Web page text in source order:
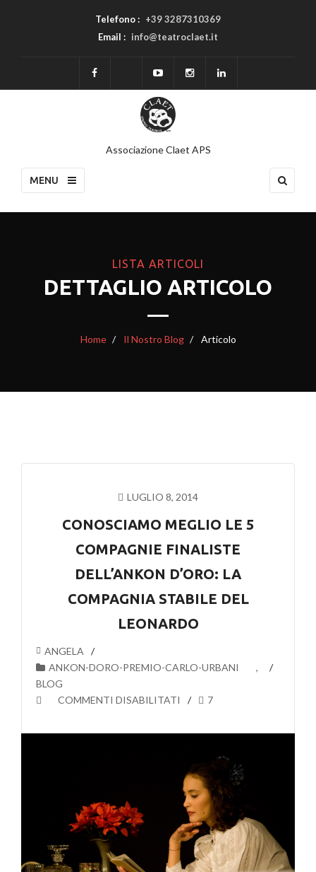
Telefono : +39 3287310369
Email : info@teatroclaet.it
Associazione Claet APS
MENU
LISTA ARTICOLI
DETTAGLIO ARTICOLO
Home Il Nostro Blog Articolo
LUGLIO 8, 2014
CONOSCIAMO MEGLIO LE 5
COMPAGNIE FINALISTE
DELL’ANKON D’ORO: LA
COMPAGNIA STABILE DEL
LEONARDO
ANGELA
ANKON-DORO-PREMIO-CARLO-URBANI
,
BLOG
COMMENTI DISABILITATI
SU
MEGLIO
DELL’ANKON
D’ORO:
LA
COMPAGNIA
7